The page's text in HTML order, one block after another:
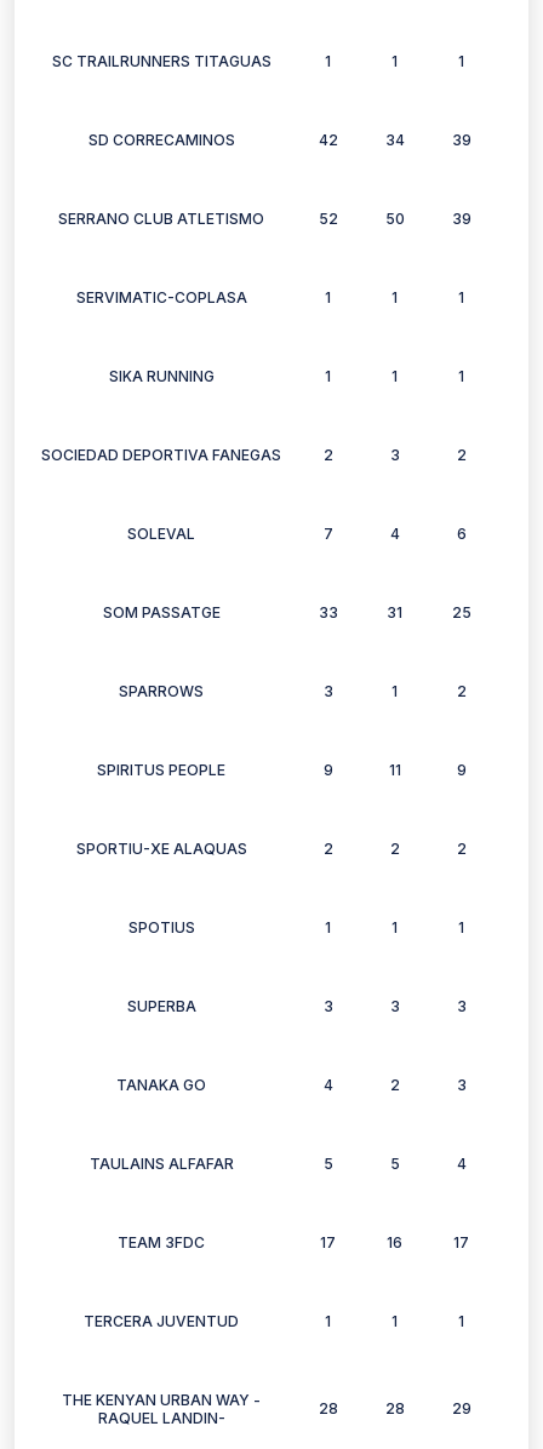
SC TRAILRUNNERS TITAGUAS 1 1 1
SD CORRECAMINOS 42 34 39
SERRANO CLUB ATLETISMO 52 50 39
SERVIMATIC-COPLASA 1 1 1
SIKA RUNNING 1 1 1
SOCIEDAD DEPORTIVA FANEGAS 2 3 2
SOLEVAL 7 4 6
SOM PASSATGE 33 31 25
SPARROWS 3 1 2
SPIRITUS PEOPLE 9 11 9
SPORTIU-XE ALAQUAS 2 2 2
SPOTIUS 1 1 1
SUPERBA 3 3 3
TANAKA GO 4 2 3
TAULAINS ALFAFAR 5 5 4
TEAM 3FDC 17 16 17
TERCERA JUVENTUD 1 1 1
THE KENYAN URBAN WAY -
RAQUEL LANDIN-
28 28 29